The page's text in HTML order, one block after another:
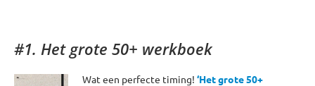
#1. Het grote 50+ werkboek
Wat een perfecte timing! ‘Het grote 50+